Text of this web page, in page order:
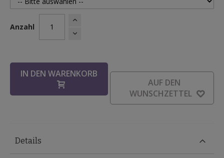
Anzahl
IN DEN WARENKORB
AUF DEN
WUNSCHZETTEL
Details